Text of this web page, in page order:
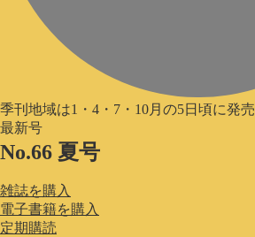
季刊地域は1・4・7・10月の5日頃に発売
最新号
No.66 夏号
雑誌を購入
電子書籍を購入
定期購読